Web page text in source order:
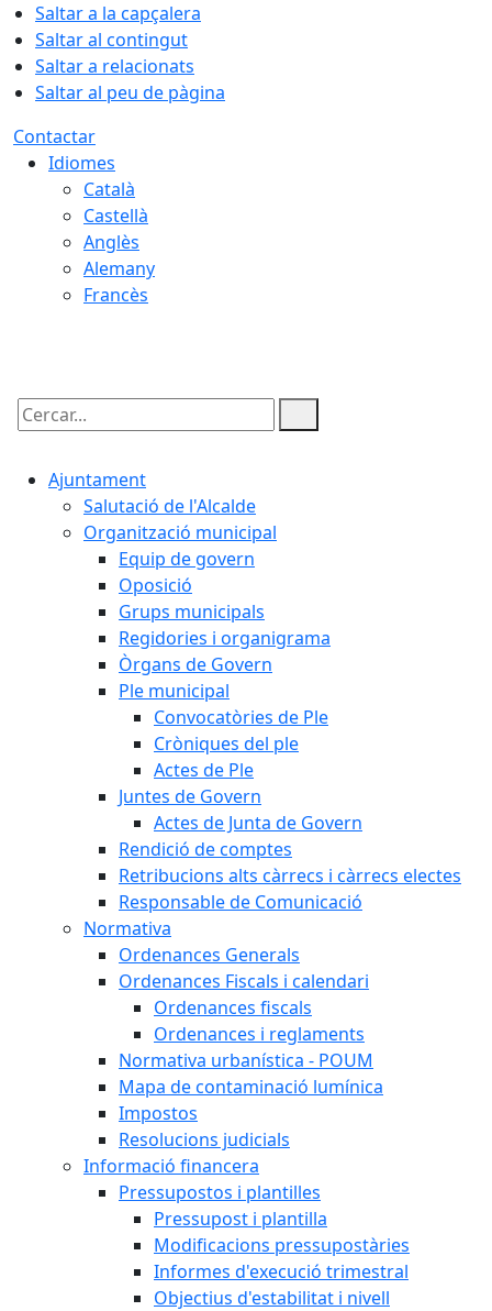
Saltar a la capçalera
Saltar al contingut
Saltar a relacionats
Saltar al peu de pàgina
Contactar
Idiomes
Català
Castellà
Anglès
Alemany
Francès
Cercar:
Ajuntament
Salutació de l'Alcalde
Organització municipal
Equip de govern
Oposició
Grups municipals
Regidories i organigrama
Òrgans de Govern
Ple municipal
Convocatòries de Ple
Cròniques del ple
Actes de Ple
Juntes de Govern
Actes de Junta de Govern
Rendició de comptes
Retribucions alts càrrecs i càrrecs electes
Responsable de Comunicació
Normativa
Ordenances Generals
Ordenances Fiscals i calendari
Ordenances fiscals
Ordenances i reglaments
Normativa urbanística - POUM
Mapa de contaminació lumínica
Impostos
Resolucions judicials
Informació financera
Pressupostos i plantilles
Pressupost i plantilla
Modificacions pressupostàries
Informes d'execució trimestral
Objectius d'estabilitat i nivell